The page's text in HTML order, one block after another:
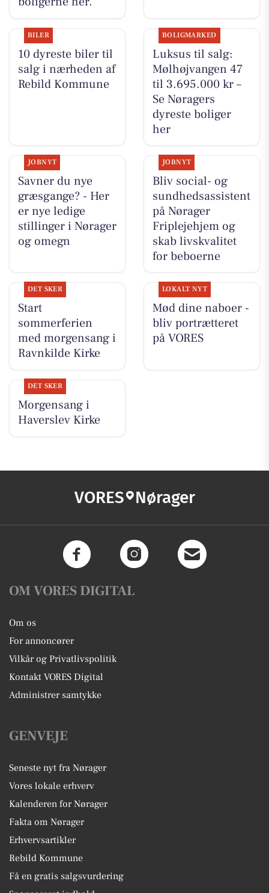
BILER
10 dyreste biler til
salg i nærheden af
Rebild Kommune
BOLIGMARKED
Luksus til salg:
Mølhøjvangen 47
til 3.695.000 kr –
Se Nøragers
dyreste boliger
her
JOBNYT
Savner du nye
græsgange? - Her
er nye ledige
stillinger i Nørager
og omegn
JOBNYT
Bliv social- og
sundhedsassistent
på Nørager
Friplejehjem og
skab livskvalitet
for beboerne
DET SKER
Start
sommerferien
med morgensang i
Ravnkilde Kirke
LOKALT NYT
Mød dine naboer -
bliv portrætteret
på VORES
DET SKER
Morgensang i
Haverslev Kirke
VORES Nørager
OM VORES DIGITAL
Om os
For annoncører
Vilkår og Privatlivspolitik
Kontakt VORES Digital
Administrer samtykke
GENVEJE
Seneste nyt fra Nørager
Vores lokale erhverv
Kalenderen for Nørager
Fakta om Nørager
Erhvervsartikler
Rebild Kommune
Få en gratis salgsvurdering